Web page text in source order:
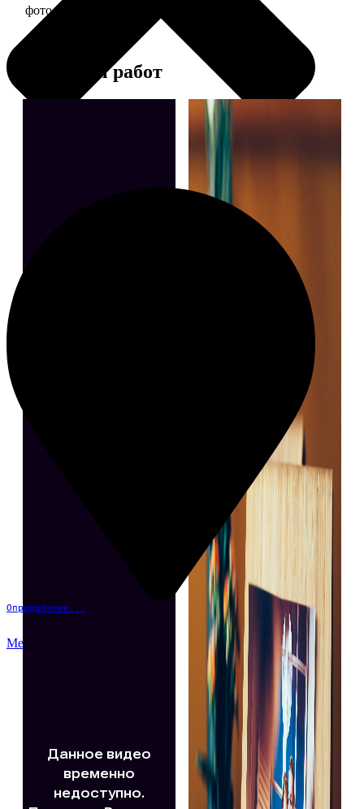
Определение...
Меню
фото 13х18 в деревянной рамке
Примеры работ